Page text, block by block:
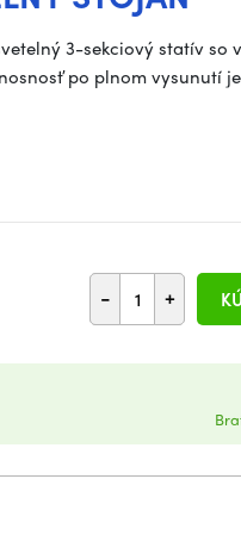
3-sekciový statív
po plnom vysunutí
- +